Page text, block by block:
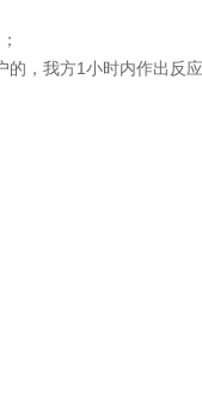
，我方1小时内作出